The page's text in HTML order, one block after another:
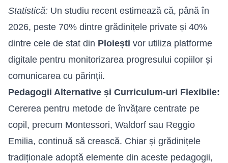
Statistică: Un studiu recent estimează că, până în
2026, peste 70% dintre grădinițele private și 40%
dintre cele de stat din Ploiești vor utiliza platforme
digitale pentru monitorizarea progresului copiilor și
comunicarea cu părinții.
Pedagogii Alternative și Curriculum-uri Flexibile:
Cererea pentru metode de învățare centrate pe
copil, precum Montessori, Waldorf sau Reggio
Emilia, continuă să crească. Chiar și grădinițele
tradiționale adoptă elemente din aceste pedagogii,